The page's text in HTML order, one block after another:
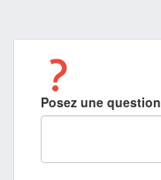
Posez une question